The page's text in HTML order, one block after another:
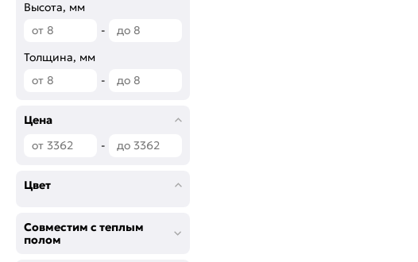
Высота, мм
-
Толщина, мм
-
Цена
-
Цвет
Совместим с теплым
полом